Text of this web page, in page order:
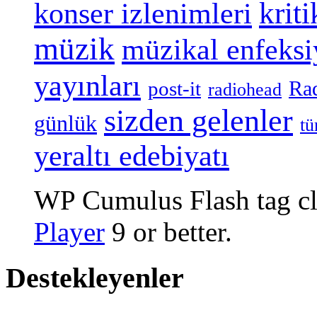
konser izlenimleri
müzik müzikal
yayınları post-it radiohead
günlük sizden gelenler
yeraltı edebiyatı
WP Cumulus Flash tag
Player 9 or better.
Destekleyenler